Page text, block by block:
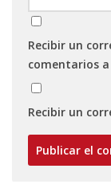
Recibir un
comentarios
Recibir un